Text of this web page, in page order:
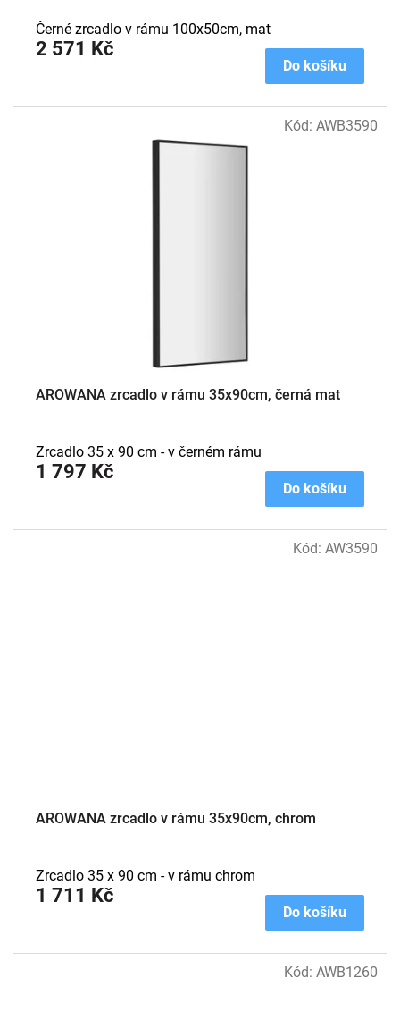
2 571 Kč
Do košíku
Černé zrcadlo v rámu 100x50cm, mat
AROWANA zrcadlo v rámu 35x90cm, černá mat
1 797 Kč
Do košíku
Zrcadlo 35 x 90 cm - v černém rámu
Kód: AWB3590
AROWANA zrcadlo v rámu 35x90cm, chrom
1 711 Kč
Do košíku
Zrcadlo 35 x 90 cm - v rámu chrom
Kód: AW3590
Kód: AWB1260